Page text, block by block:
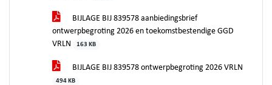
BIJLAGE BIJ 839578 aanbiedingsbrief
ontwerpbegroting 2026 en toekomstbestendige GGD
VRLN
163 KB
BIJLAGE BIJ 839578 ontwerpbegroting 2026 VRLN
494 KB